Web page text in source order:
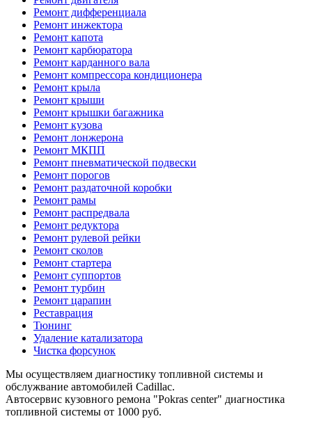
Ремонт дифференциала
Ремонт инжектора
Ремонт капота
Ремонт карбюратора
Ремонт карданного вала
Ремонт компрессора кондиционера
Ремонт крыла
Ремонт крыши
Ремонт крышки багажника
Ремонт кузова
Ремонт лонжерона
Ремонт МКПП
Ремонт пневматической подвески
Ремонт порогов
Ремонт раздаточной коробки
Ремонт рамы
Ремонт распредвала
Ремонт редуктора
Ремонт рулевой рейки
Ремонт сколов
Ремонт стартера
Ремонт суппортов
Ремонт турбин
Ремонт царапин
Реставрация
Тюнинг
Удаление катализатора
Чистка форсунок
Мы осуществляем диагностику топливной системы и
обслужвание автомобилей Cadillac.
Автосервис кузовного ремона "Pokras center" диагностика
топливной системы от 1000 руб.